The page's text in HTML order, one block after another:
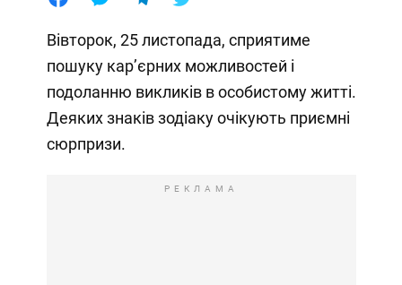
Вівторок, 25 листопада, сприятиме
пошуку кар’єрних можливостей і
подоланню викликів в особистому житті.
Деяких знаків зодіаку очікують приємні
сюрпризи.
РЕКЛАМА